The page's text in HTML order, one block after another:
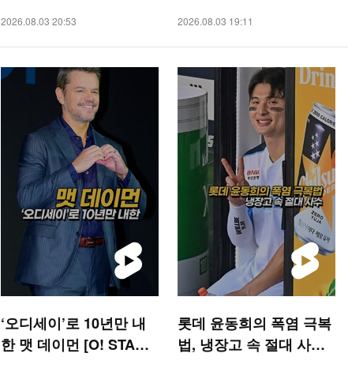
2026.08.03 20:53 2026.08.03 19:11
‘오디세이’로 10년만 내
한 맷 데이먼 [O! STAR
롯데 윤동희의 폭염 극복
법, 냉장고 속 절대 사수